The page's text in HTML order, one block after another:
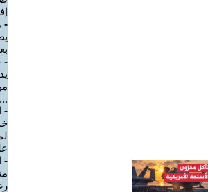
-
-
...
-
-